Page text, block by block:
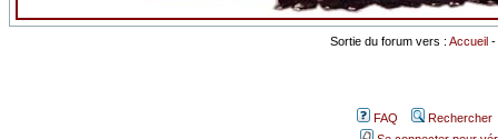
Sortie du forum vers : Accueil -
FAQ
Rechercher